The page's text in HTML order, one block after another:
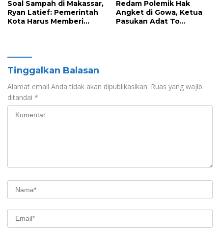
Soal Sampah di Makassar,
Ryan Latief: Pemerintah
Kota Harus Memberi
Redam Polemik Hak
Angket di Gowa, Ketua
Pasukan Adat To
Tinggalkan Balasan
Alamat email Anda tidak akan dipublikasikan. Ruas yang wajib
ditandai *